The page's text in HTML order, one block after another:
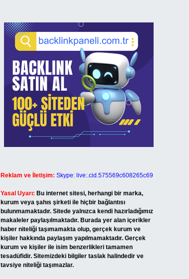
Reklam ve İletişim: Skype: live:.cid.575569c608265c69
Yasal Uyarı: Bu internet sitesi, herhangi bir marka,
kurum veya şahıs şirketi ile hiçbir bağlantısı
bulunmamaktadır. Sitede yalnızca kendi hazırladığımız
makaleler paylaşılmaktadır. Burada yer alan içerikler
haber niteliği taşımamakta olup, gerçek kurum ve
kişiler hakkında paylaşım yapılmamaktadır. Gerçek
kurum ve kişiler ile isim benzerlikleri tamamen
tesadüfidir. Sitemizdeki bilgiler taslak halindedir ve
tavsiye niteliği taşımazlar.